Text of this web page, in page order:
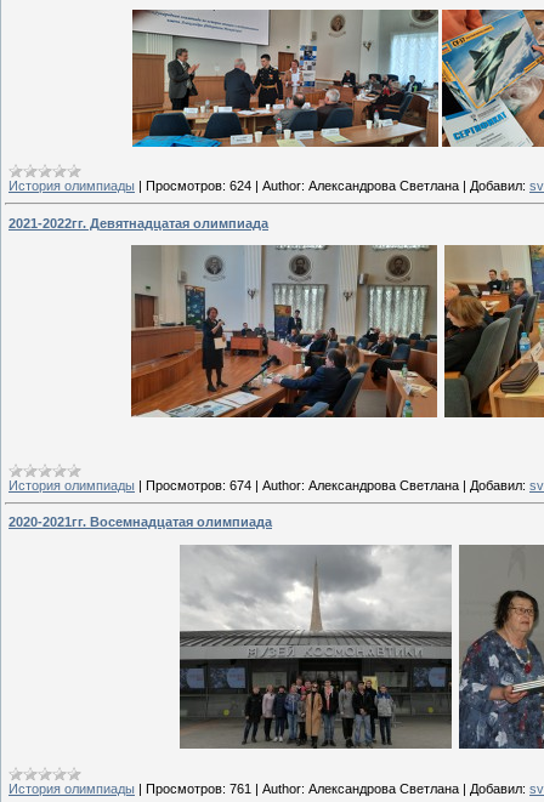
История олимпиады Просмотров: 624 Author: Александрова Светлана Добавил:
2021-2022гг. Девятнадцатая олимпиада
История олимпиады | Просмотров: 674 | Author: Александрова Светлана | Добавил:
2020-2021гг. Восемнадцатая олимпиада
История олимпиады | Просмотров: 761 | Author: Александрова Светлана | Добавил: